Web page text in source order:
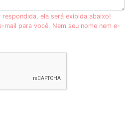
ela será exibida abaixo!
mail para você. Nem seu nome nem e-